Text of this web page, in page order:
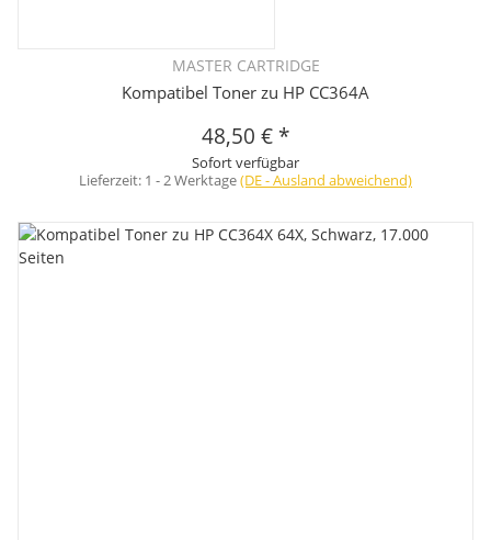
MASTER CARTRIDGE
Kompatibel Toner zu HP CC364A
48,50 € *
Sofort verfügbar
Lieferzeit: 1 - 2 Werktage(DE - Ausland abweichend)